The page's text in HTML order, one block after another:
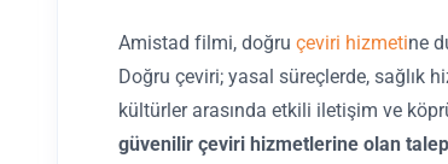
Amistad filmi, doğru çeviri hizmetine
Doğru çeviri; yasal süreçlerde, sağlık
kültürler arasında etkili iletişim ve
güvenilir çeviri hizmetlerine olan